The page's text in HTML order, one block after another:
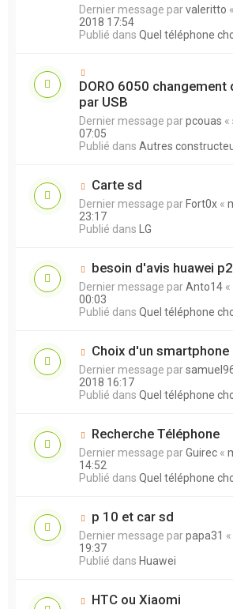
Dernier message parvaleritto «
2018 17:54
Publié dans Quel téléphone
DORO 6050 changement
par USB
Dernier message parpcouas «
07:05
Publié dans Autres
Carte sd
Dernier message parFort0x «
23:17
Publié dans LG
besoin d'avis huawei
Dernier message parAnto14 «
00:03
Publié dans Quel téléphone
Choix d'un smartphone
Dernier message par
2018 16:17
Publié dans Quel téléphone
Recherche Téléphone
Dernier message parGuirec «
14:52
Publié dans Quel téléphone
p 10 et car sd
Dernier message parpapa31 «
19:37
Publié dans Huawei
HTC ou Xiaomi